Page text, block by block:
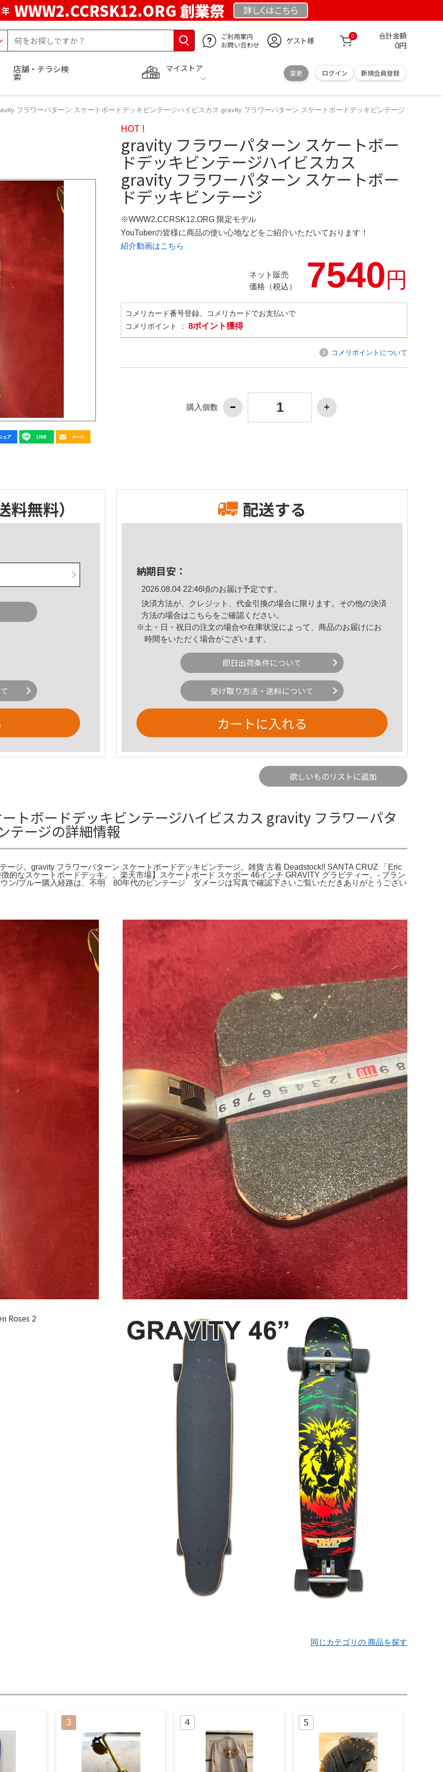
WWW2.CCRSK12.ORG 創業祭 詳しくはこちら
ご利用案内
お問い合わせ
ゲスト様 0 合計金額
0円
マイストア
変更 ログイン 新規会員登録
店舗・チラシ検
索
フラワーパターン スケートボードデッキビンテージハイビスカス gravity フラワーパターン スケートボードデッキビンテージ
HOT !
gravity フラワーパターン スケートボー
ドデッキビンテージハイビスカス
gravity フラワーパターン スケートボー
ドデッキビンテージ
※WWW2.CCRSK12.ORG 限定モデル
YouTuberの皆様に商品の使い心地などをご紹介いただいております！
紹介動画はこちら
ネット販売
価格（税込）
7540円
コメリカード番号登録、コメリカードでお支払いで
コメリポイント ： 8ポイント獲得
コメリポイントについて
購入個数
料無料） 配送する
納期目安：
2026.08.04 22:46頃のお届け予定です。
決済方法が、クレジット、代金引換の場合に限ります。その他の決済
方法の場合はこちら をご確認ください。
※土・日・祝日の注文の場合や在庫状況によって、商品のお届けにお
時間をいただく場合がございます。
即日出荷条件について
受け取り方法・送料について
カートに入れる
欲しいものリストに追加
トボードデッキビンテージハイビスカス gravity フラワーパタ
テージの詳細情報
ージ。gravity フラワーパターン スケートボードデッキビンテージ。雑貨 古着 Deadstock!! SANTA CRUZ 「Eric
的なスケートボードデッキ。。楽天市場】スケートボード スケボー 46インチ GRAVITY グラビティー。- ブラン
ン/ブルー購入経路は、不明 80年代のビンテージ ダメージは写真で確認下さいご覧いただきありがとうござい
同じカテゴリの 商品を探す